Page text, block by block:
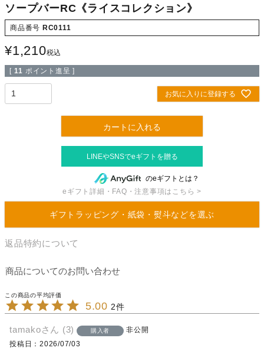
ソープバーRC《ライスコレクション》
商品番号 RC0111
¥1,210税込
[ 11 ポイント進呈 ]
お気に入りに登録する
カートに入れる
のeギフトとは？
eギフト詳細・FAQ・注意事項はこちら >
ギフトラッピング・紙袋・熨斗などを選ぶ
返品特約について
商品についてのお問い合わせ
5.00 2
tamako 3 購入者
非公開
投稿日
2026/07/03